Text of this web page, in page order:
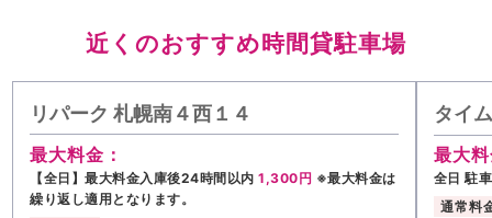
近くのおすすめ時間貸駐車場
リパーク 札幌南４西１４
最大料金：
【全日】最大料金入庫後24時間以内1,300円 ※最大料金は
繰り返し適用となります。
タイ
最大
全日 駐
通常料